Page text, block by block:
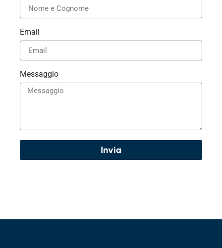
Email
Messaggio
Invia